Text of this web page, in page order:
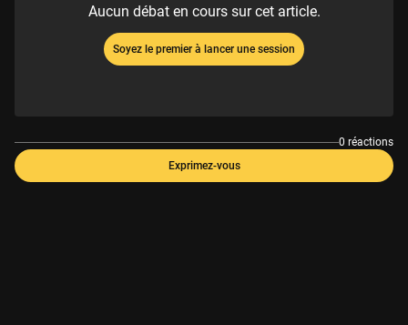
Aucun débat en cours sur cet article.
Soyez le premier à lancer une session
0 réactions
Exprimez-vous